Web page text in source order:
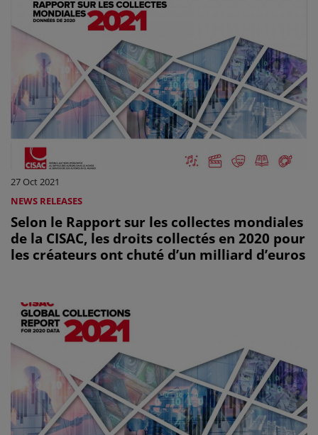
27 Oct 2021
NEWS RELEASES
Selon le Rapport sur les collectes mondiales
de la CISAC, les droits collectés en 2020 pour
les créateurs ont chuté d’un milliard d’euros